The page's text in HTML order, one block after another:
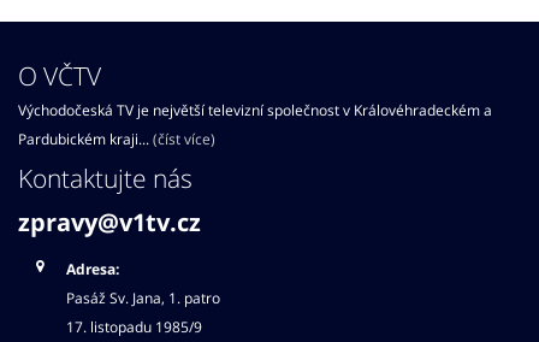
O VČTV
Východočeská TV je největší televizní společnost v Královéhradeckém a
Pardubickém kraji...(číst více)
Kontaktujte nás
zpravy@v1tv.cz
Adresa:
Pasáž Sv. Jana, 1. patro
17. listopadu 1985/9